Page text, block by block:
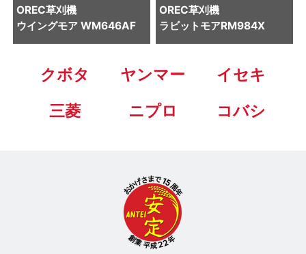
OREC草刈機
ウイングモア WM646AF
OREC草刈機
ラビットモアRM984X
クボタ ヤンマー
イセキ
三菱
ニプロ コバシ